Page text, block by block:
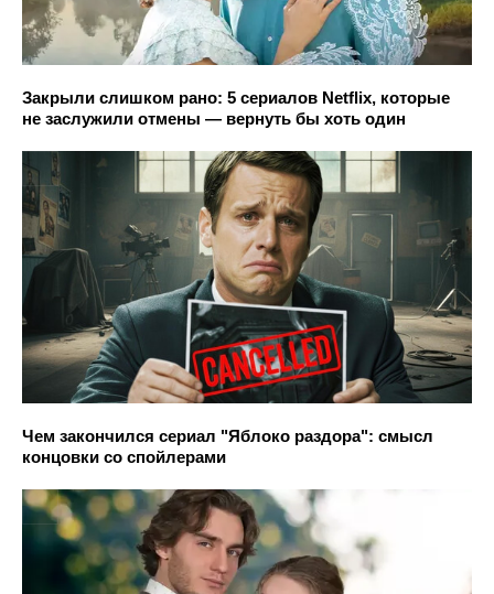
Закрыли слишком рано: 5 сериалов Netflix, которые
не заслужили отмены — вернуть бы хоть один
Чем закончился сериал "Яблоко раздора": смысл
концовки со спойлерами